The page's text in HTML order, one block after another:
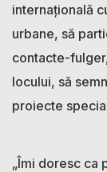
internațională
urbane, să
contacte-
locului, să
proiecte
„Îmi doresc ca